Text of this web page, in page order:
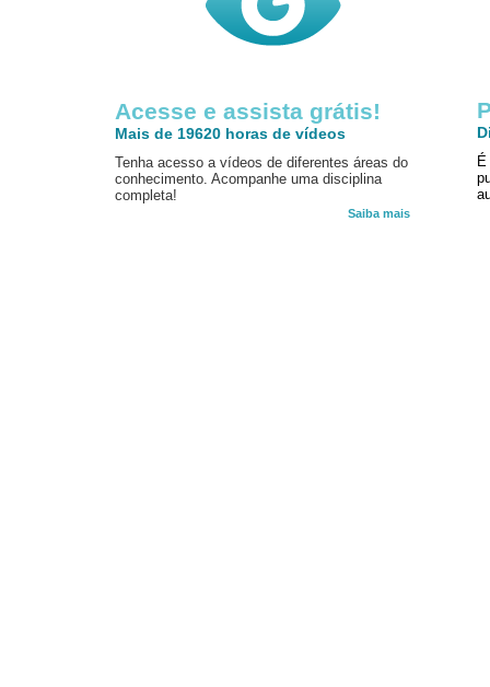
Acesse e assista grátis!
Mais de 19620 horas de vídeos
Tenha acesso a vídeos de diferentes áreas do
conhecimento. Acompanhe uma disciplina
completa!
Saiba mais